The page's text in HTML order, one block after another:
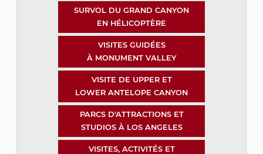
SURVOL DU GRAND CANYON
EN HÉLICOPTÈRE
VISITES GUIDÉES
À MONUMENT VALLEY
VISITE DE UPPER ET
LOWER ANTELOPE CANYON
PARCS D'ATTRACTIONS ET
STUDIOS À LOS ANGELES
VISITES, ACTIVITÉS ET